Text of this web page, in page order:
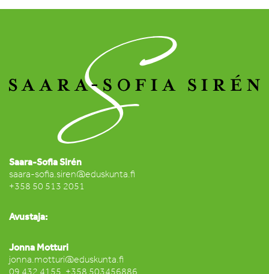
Saara-Sofia Sirén
saara-sofia.siren@eduskunta.fi
+358 50 513 2051
Avustaja:
Jonna Motturi
jonna.motturi@eduskunta.fi
09 432 4155, +358 503456886